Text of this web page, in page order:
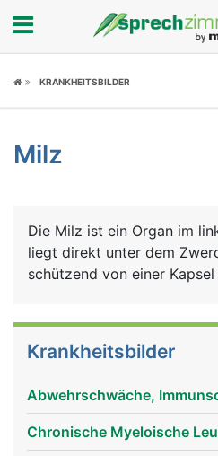
Fokus
Symptome
News
Rubriken
KRANKHEITSBILDER
Milz
Die Milz ist ein Organ im
liegt direkt unter dem
schützend von einer
sogenannten B- und T-
erkennen und vernichten
werden in der Milz
(Erythrozyten) und
Krankheitsbilder
Abwehrschwäche,
Chronische Myeloische